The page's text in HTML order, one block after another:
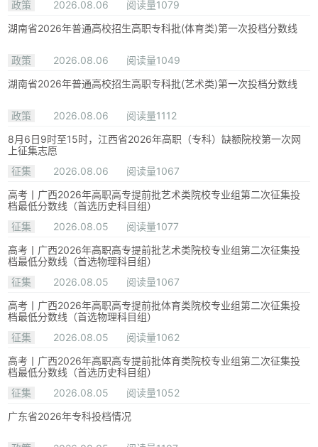
政策
2026.08.06
阅读量1079
湖南省2026年普通高校招生高职专科批(体育类)第一次投档分数线
政策 2026.08.06
阅读量1049
湖南省2026年普通高校招生高职专科批(艺术类)第一次投档分数线
政策 2026.08.06
阅读量1112
8月6日9时至15时，江西省2026年高职（专科）缺额院校第一次网
上征集志愿
征集
2026.08.06
阅读量1067
高考丨广西2026年高职高专提前批艺术类院校专业组第二次征集投
档最低分数线（首选历史科目组）
征集
2026.08.05
阅读量1077
高考丨广西2026年高职高专提前批艺术类院校专业组第二次征集投
档最低分数线（首选物理科目组）
征集
2026.08.05
阅读量1067
高考丨广西2026年高职高专提前批体育类院校专业组第二次征集投
档最低分数线（首选物理科目组）
征集
2026.08.05
阅读量1062
高考丨广西2026年高职高专提前批体育类院校专业组第二次征集投
档最低分数线（首选历史科目组）
征集
2026.08.05
阅读量1052
广东省2026年专科投档情况